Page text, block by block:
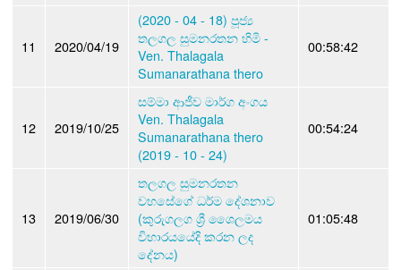
11 2020/04/19
(2020 - 04 - 18) පූජ්‍ය
තලගල සුමනරතන හිමි -
Ven. Thalagala
Sumanarathana thero
00:58:42
12 2019/10/25
සම්මා ආජීව මාර්ග අංගය
Ven. Thalagala
Sumanarathana thero
(2019 - 10 - 24)
00:54:24
13 2019/06/30
තලගල සුමනරතන
වහසේගේ ධර්ම දේශනාව
(කුරුගලග ශ්‍රී ශෛලමය
විහාරයයේදි කරන ලද
දේනය)
01:05:48